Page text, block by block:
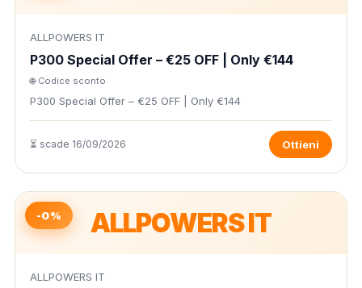
ALLPOWERS IT
P300 Special Offer – €25 OFF | Only €144
🌐 Codice sconto
P300 Special Offer – €25 OFF | Only €144
⏳ scade 16/09/2026 Ottieni
ALLPOWERS IT
-0%
ALLPOWERS IT